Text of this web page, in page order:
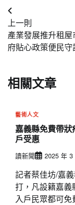
文
章
導
上一則
產業發展推升租
府貼心政策便民守
相關文章
藝術人文
嘉義縣免費帶
戶受惠
讀新聞 2025 年 3
記者蔡佳坊/嘉
打，凡設籍嘉
入戶民眾都可